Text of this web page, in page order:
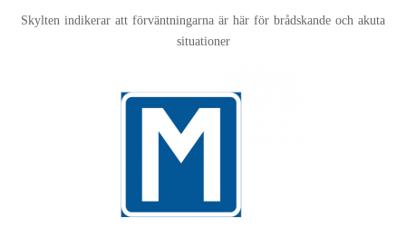
Skylten indikerar att förväntningarna är här för brådskande och akuta
situationer